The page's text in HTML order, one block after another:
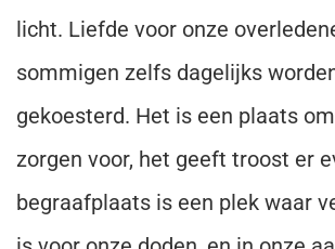
licht. Liefde voor onze
sommigen zelfs dagelijks
gekoesterd. Het is een plaats
zorgen voor, het geeft troost er
begraafplaats is een plek waar